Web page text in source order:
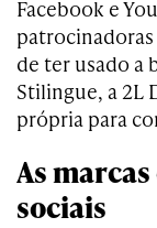
Facebook e
de ter usado a
Stilingue, a 2L
própria para
As
sociais